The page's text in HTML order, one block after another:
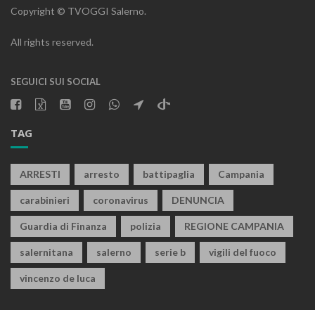
Copyright © TVOGGI Salerno.
All rights reserved.
SEGUICI SUI SOCIAL
TAG
ARRESTI arresto battipaglia Campania
carabinieri coronavirus DENUNCIA
Guardia di Finanza polizia REGIONE CAMPANIA
salernitana salerno serie b vigili del fuoco
vincenzo de luca